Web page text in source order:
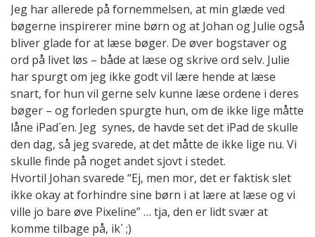
Jeg har allerede på fornemmelsen, at min glæde ved
bøgerne inspirerer mine børn og at Johan og Julie også
bliver glade for at læse bøger. De øver bogstaver og
ord på livet løs – både at læse og skrive ord selv. Julie
har spurgt om jeg ikke godt vil lære hende at læse
snart, for hun vil gerne selv kunne læse ordene i deres
bøger – og forleden spurgte hun, om de ikke lige måtte
låne iPad´en. Jeg synes, de havde set det iPad de skulle
den dag, så jeg svarede, at det måtte de ikke lige nu. Vi
skulle finde på noget andet sjovt i stedet.
Hvortil Johan svarede “Ej, men mor, det er faktisk slet
ikke okay at forhindre sine børn i at lære at læse og vi
ville jo bare øve Pixeline” … tja, den er lidt svær at
komme tilbage på, ik´ ;)